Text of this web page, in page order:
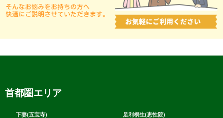
首都圏エリア
下妻(五宝寺)
足利桐生(恵性院)